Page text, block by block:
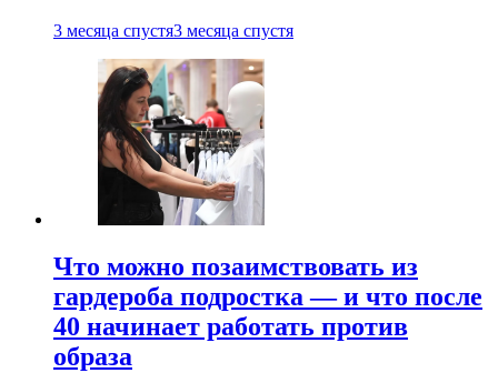
3 месяца спустя3 месяца спустя
Что можно позаимствовать из
гардероба подростка — и что после
40 начинает работать против
образа